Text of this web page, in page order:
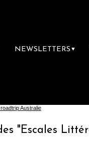
NEWSLETTERS ▼
Littéraires",